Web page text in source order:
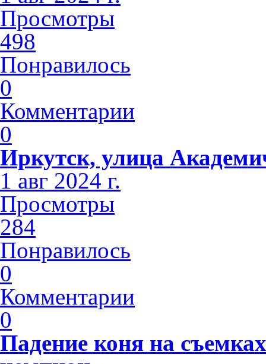
Просмотры
498
Понравилось
0
Комментарии
0
Иркутск, улица
1 авг 2024 г.
Просмотры
284
Понравилось
0
Комментарии
0
Падение коня на